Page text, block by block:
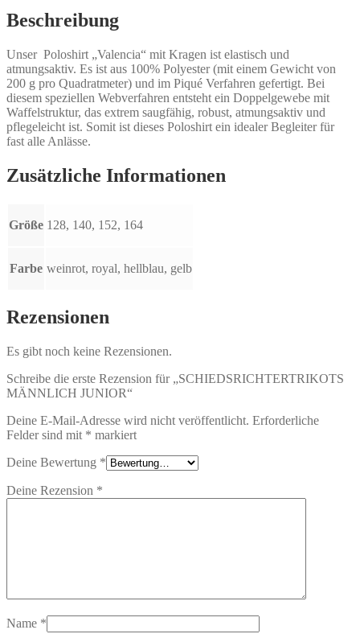
Beschreibung
Unser Poloshirt „Valencia“ mit Kragen ist elastisch und
atmungsaktiv. Es ist aus 100% Polyester (mit einem Gewicht von
200 g pro Quadratmeter) und im Piqué Verfahren gefertigt. Bei
diesem speziellen Webverfahren entsteht ein Doppelgewebe mit
Waffelstruktur, das extrem saugfähig, robust, atmungsaktiv und
pflegeleicht ist. Somit ist dieses Poloshirt ein idealer Begleiter für
fast alle Anlässe.
Zusätzliche Informationen
Größe 128, 140, 152, 164
Farbe weinrot, royal, hellblau, gelb
Rezensionen
Es gibt noch keine Rezensionen.
Schreibe die erste Rezension für „SCHIEDSRICHTERTRIKOTS
MÄNNLICH JUNIOR“
Deine E-Mail-Adresse wird nicht veröffentlicht. Erforderliche
Felder sind mit * markiert
Deine Bewertung *
Deine Rezension *
Name *